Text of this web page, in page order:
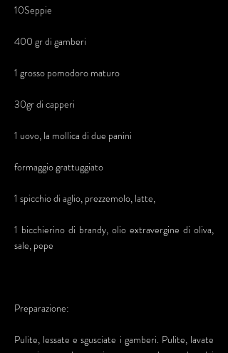
10Seppie
400 gr di gamberi
1 grosso pomodoro maturo
30gr di capperi
1 uovo, la mollica di due panini
formaggio grattuggiato
1 spicchio di aglio, prezzemolo, latte,
1 bicchierino di brandy, olio extravergine di oliva,
sale, pepe
Preparazione:
Pulite, lessate e sgusciate i gamberi. Pulite, lavate